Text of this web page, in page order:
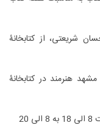
شریعتی، از کتابخانۀ
مشهد هنرمند در کتابخانۀ